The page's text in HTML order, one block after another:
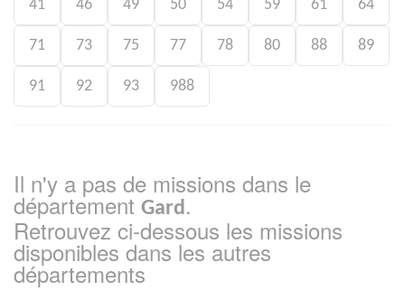
41 46 49 50 54 59 61 64
71 73 75 77 78 80 88 89
91 92 93 988
Il n'y a pas de missions dans le
département Gard.
Retrouvez ci-dessous les missions
disponibles dans les autres
départements